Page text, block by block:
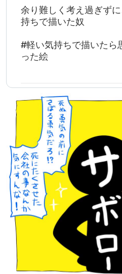
余り難しく考え過ぎず
持ちで描いた奴
#軽い気持ちで描いたら
った絵